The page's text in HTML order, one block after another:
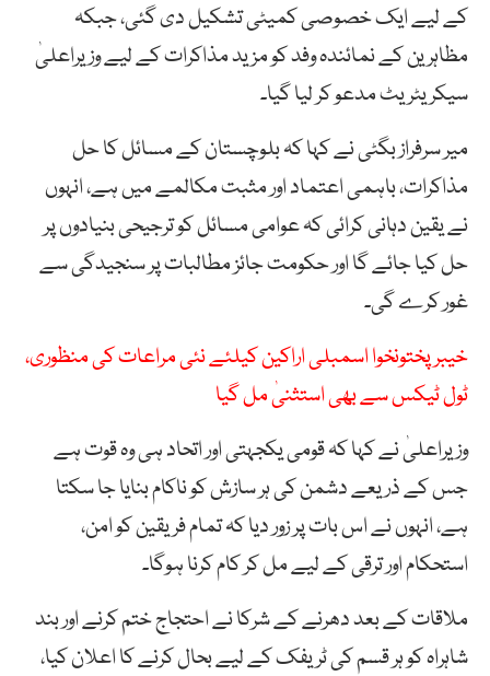
کے لیے ایک خصوصی کمیٹی تشکیل دی گئی، جبکہ
مظاہرین کے نمائندہ وفد کو مزید مذاکرات کے لیے وزیراعلیٰ
سیکریٹریٹ مدعو کر لیا گیا۔
میر سرفراز بگٹی نے کہا کہ بلوچستان کے مسائل کا حل
مذاکرات، باہمی اعتماد اور مثبت مکالمے میں ہے، انہوں
نے یقین دہانی کرائی کہ عوامی مسائل کو ترجیحی بنیادوں پر
حل کیا جائے گا اور حکومت جائز مطالبات پر سنجیدگی سے
غور کرے گی۔
خیبرپختونخوا اسمبلی اراکین کیلئے نئی مراعات کی منظوری،
ٹول ٹیکس سے بھی استثنیٰ مل گیا
وزیراعلیٰ نے کہا کہ قومی یکجہتی اور اتحاد ہی وہ قوت ہے
جس کے ذریعے دشمن کی ہر سازش کو ناکام بنایا جا سکتا
ہے، انہوں نے اس بات پر زور دیا کہ تمام فریقین کو امن،
استحکام اور ترقی کے لیے مل کر کام کرنا ہوگا۔
ملاقات کے بعد دھرنے کے شرکا نے احتجاج ختم کرنے اور بند
شاہراہ کو ہر قسم کی ٹریفک کے لیے بحال کرنے کا اعلان کیا،